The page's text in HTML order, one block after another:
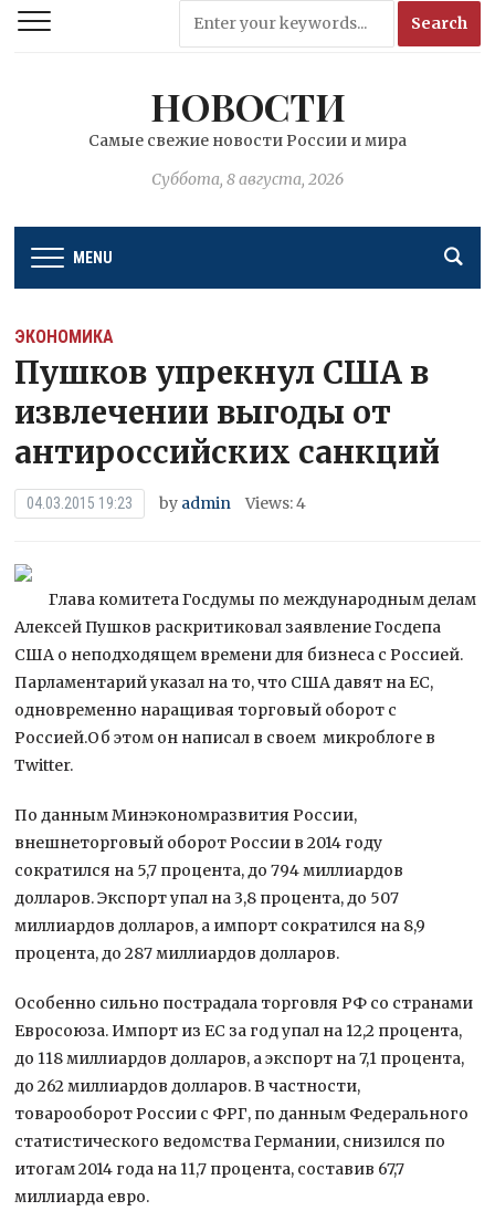
НОВОСТИ
Самые свежие новости России и мира
Суббота, 8 августа, 2026
MENU
ЭКОНОМИКА
Пушков упрекнул США в
извлечении выгоды от
антироссийских санкций
04.03.2015 19:23 by admin Views: 4
Глава комитета Госдумы по международным делам
Алексей Пушков раскритиковал заявление Госдепа
США о неподходящем времени для бизнеса с Россией.
Парламентарий указал на то, что США давят на ЕС,
одновременно наращивая торговый оборот с
Россией.Об этом он написал в своем микроблоге в
Twitter.
По данным Минэкономразвития России,
внешнеторговый оборот России в 2014 году
сократился на 5,7 процента, до 794 миллиардов
долларов. Экспорт упал на 3,8 процента, до 507
миллиардов долларов, а импорт сократился на 8,9
процента, до 287 миллиардов долларов.
Особенно сильно пострадала торговля РФ со странами
Евросоюза. Импорт из ЕС за год упал на 12,2 процента,
до 118 миллиардов долларов, а экспорт на 7,1 процента,
до 262 миллиардов долларов. В частности,
товарооборот России с ФРГ, по данным Федерального
статистического ведомства Германии, снизился по
итогам 2014 года на 11,7 процента, составив 67,7
миллиарда евро.